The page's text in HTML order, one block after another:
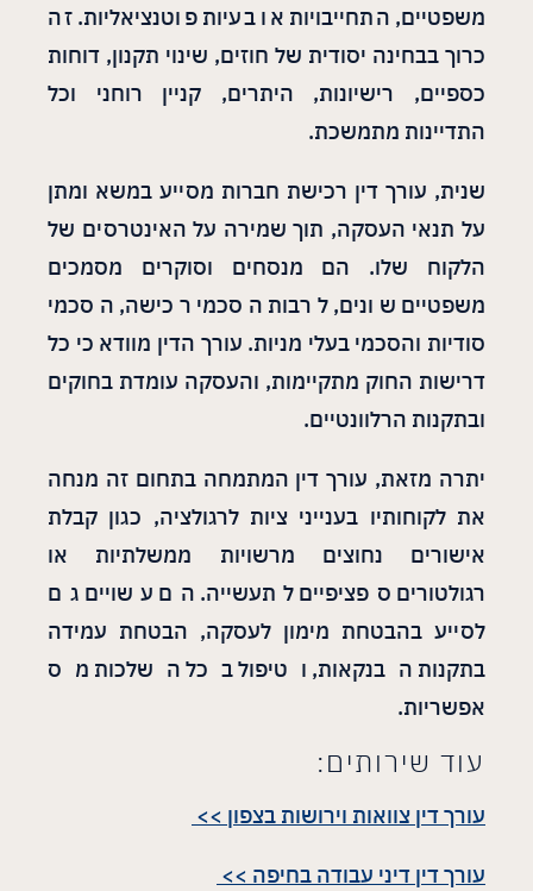
משפטיים, התחייבויות או בעיות פוטנציאליות. זה
כרוך בבחינה יסודית של חוזים, שינוי תקנון, דוחות
כספיים, רישיונות, היתרים, קניין רוחני וכל
התדיינות מתמשכת.
שנית, עורך דין רכישת חברות מסייע במשא ומתן
על תנאי העסקה, תוך שמירה על האינטרסים של
הלקוח שלו. הם מנסחים וסוקרים מסמכים
משפטיים שונים, לרבות הסכמי רכישה, הסכמי
סודיות והסכמי בעלי מניות. עורך הדין מוודא כי כל
דרישות החוק מתקיימות, והעסקה עומדת בחוקים
ובתקנות הרלוונטיים.
יתרה מזאת, עורך דין המתמחה בתחום זה מנחה
את לקוחותיו בענייני ציות לרגולציה, כגון קבלת
אישורים נחוצים מרשויות ממשלתיות או
רגולטורים ספציפיים לתעשייה. הם עשויים גם
לסייע בהבטחת מימון לעסקה, הבטחת עמידה
בתקנות הבנקאות, וטיפול בכל השלכות מס
אפשריות.
עוד שירותים:
עורך דין צוואות וירושות בצפון >>
עורך דין דיני עבודה בחיפה >>